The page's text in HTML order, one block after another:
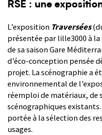
RSE : une
L’exposition Traversées
présentée par lille3000 à
de sa saison Gare
d’éco-conception pensée
projet. La scénographie a
environnemental de
réemploi de matériaux, de
scénographiques
portée à la sélection des
usages.